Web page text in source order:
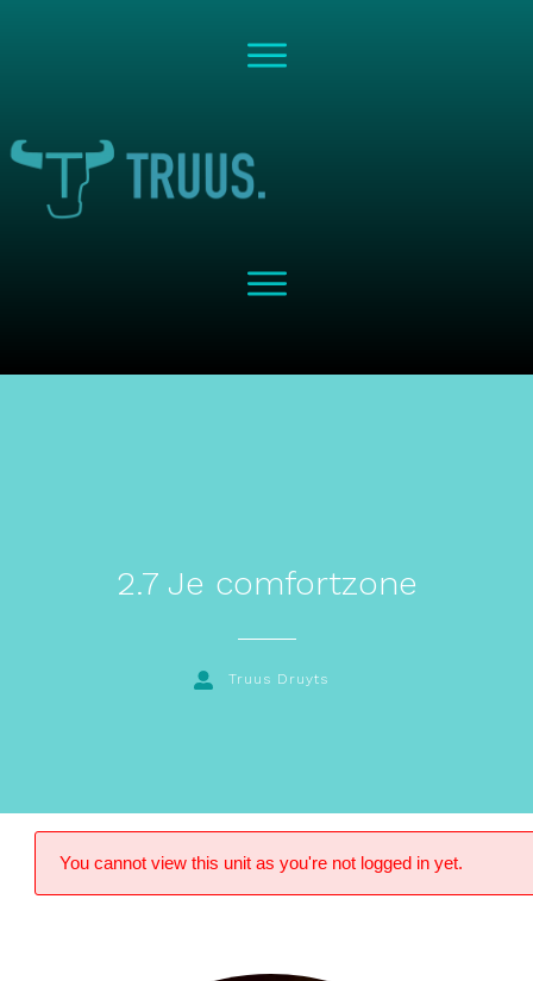
2.7 Je comfortzone
Truus Druyts
You cannot view this unit as you're not logged in yet.